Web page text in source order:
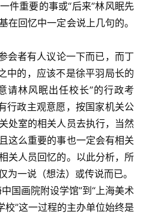
件重要的事或“后来”林风眠先
在回忆中一定会说上几句的。
会者有人议论一下而已，而丁
中的，应该不是徐平羽局长的
请林风眠出任校长”的行政考
行政主观意愿，按国家机关公
处室的相关人员去执行，当然
这么重要的事也一定会有相关
关人员回忆的。以此分析，所
一说（想法）或传说而已。
国画院附设学馆”到“上海美术
校”这一过程的主办单位始终是